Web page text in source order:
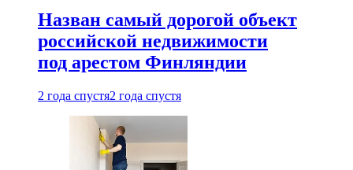
Назван самый дорогой объект
российской недвижимости
под арестом Финляндии
2 года спустя2 года спустя